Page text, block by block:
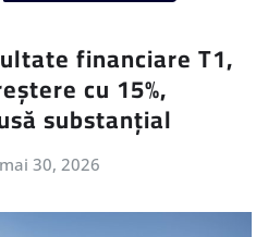
financiare T1,
cu 15%,
substanțial
mai 30, 2026